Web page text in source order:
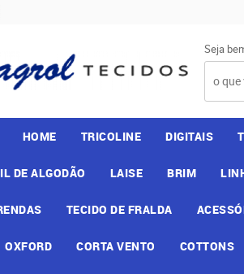
Seja
HOME TRICOLINE DIGITAIS
DE ALGODÃO LAISE BRIM
TECIDO DE FRALDA
OXFORD CORTA VENTO COTTONS